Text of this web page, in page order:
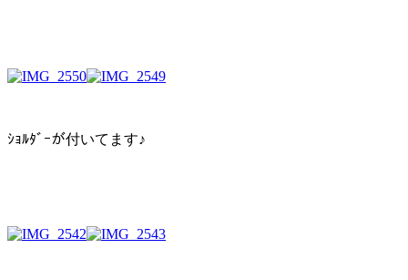
ｼｮﾙﾀﾞｰが付いてます♪